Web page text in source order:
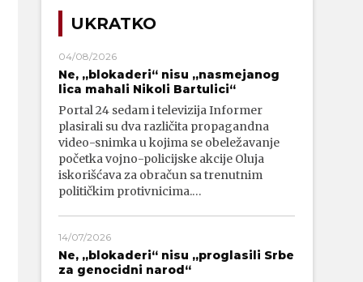
UKRATKO
04/08/2026
Ne, „blokaderi“ nisu „nasmejanog
lica mahali Nikoli Bartulici“
Portal 24 sedam i televizija Informer
plasirali su dva različita propagandna
video-snimka u kojima se obeležavanje
početka vojno-policijske akcije Oluja
iskorišćava za obračun sa trenutnim
političkim protivnicima.…
14/07/2026
Ne, „blokaderi“ nisu „proglasili Srbe
za genocidni narod“